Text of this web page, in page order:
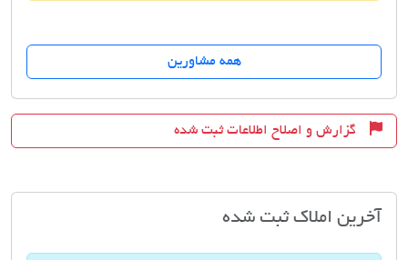
همه مشاورین
گزارش و اصلاح اطلاعات ثبت شده
آخرین املاک ثبت شده